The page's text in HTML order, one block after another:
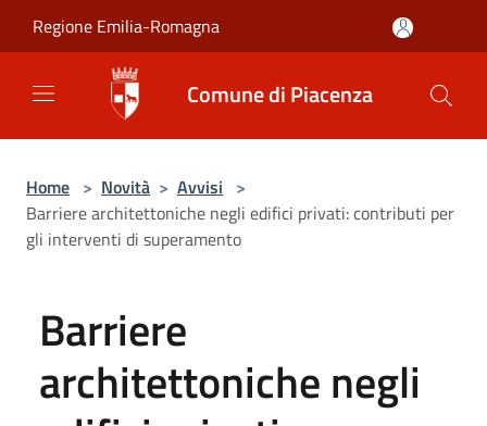
Regione Emilia-Romagna
Comune di Piacenza
Home > Novità > Avvisi >
Barriere architettoniche negli edifici privati: contributi per
gli interventi di superamento
Barriere
architettoniche negli